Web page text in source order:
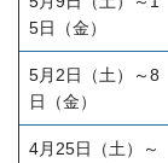
5日（金）
5月2日（土）～8
日（金）
4月25日（土）～